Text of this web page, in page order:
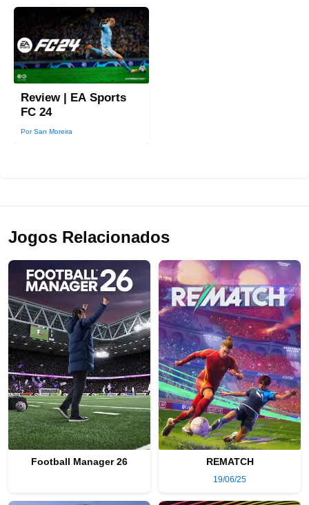
Review | EA Sports
FC 24
Por San Moreira
Jogos Relacionados
Football Manager 26 REMATCH
19/06/25